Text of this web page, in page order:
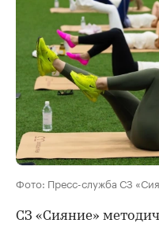
Фото: Пресс-служба СЗ
СЗ «Сияние»